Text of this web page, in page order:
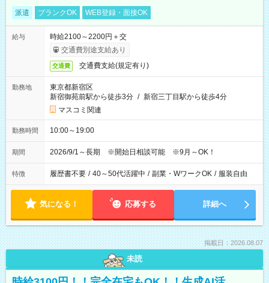
派遣 ブランクOK WEB登録・面接OK
給与
時給2100～2200円＋交
交通費別途支給あり
交通費 交通費支給(規定有り)
勤務地
東京都新宿区
新宿御苑前駅から徒歩3分 / 新宿三丁目駅から徒歩4分
マスコミ関連
勤務時間 10:00～19:00
期間 2026/9/1～長期 ※開始日相談可能 ※9月～OK！
特徴 履歴書不要 / 40～50代活躍中 / 副業・WワークOK / 服装自由
気になる！ 応募する 詳細へ
掲載日：2026.08.07
未読